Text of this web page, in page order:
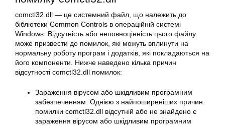
comctl32.dll — це системний файл, що належить до
бібліотеки Common Controls в операційній системі
Windows. Відсутність або неповноцінність цього файлу
може призвести до помилок, які можуть вплинути на
нормальну роботу програм і додатків, які покладаються на
його компоненти. Нижче наведено кілька причин
відсутності comctl32.dll помилок:
Зараження вірусом або шкідливим програмним
забезпеченням: Однією з найпоширеніших причин
помилки comctl32.dll відсутній або не знайдено є
зараження вірусом або шкідливим програмним